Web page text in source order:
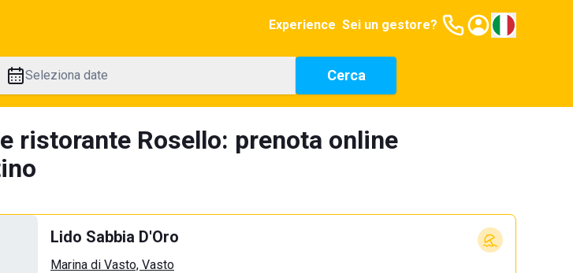
Experience Sei un gestore?
Seleziona date Cerca
ristorante Rosello: prenota online
Lido Sabbia D'Oro
Marina di Vasto, Vasto